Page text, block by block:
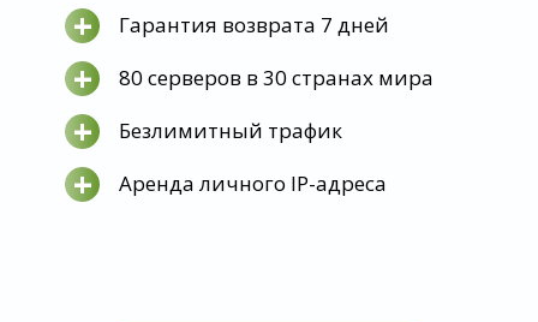
+ Гарантия возврата 7 дней
+ 80 серверов в 30 странах мира
+ Безлимитный трафик
+ Аренда личного IP-адреса